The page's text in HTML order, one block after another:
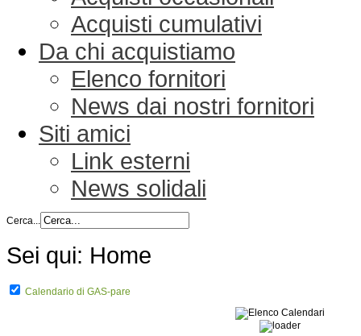
Acquisti cumulativi
Da chi acquistiamo
Elenco fornitori
News dai nostri fornitori
Siti amici
Link esterni
News solidali
Cerca...
Sei qui: Home
Calendario di GAS-pare